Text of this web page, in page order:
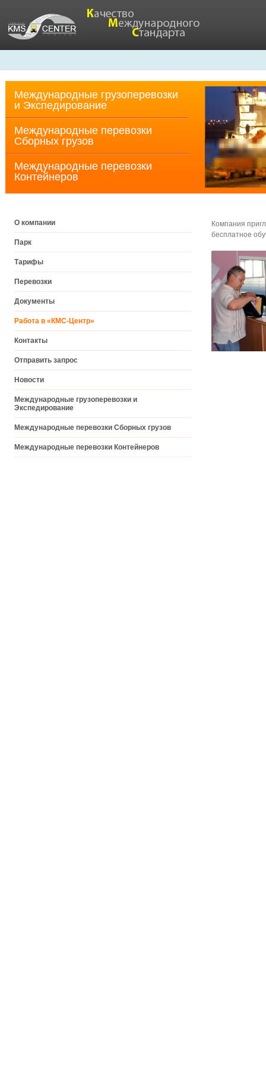
Международные грузоперевозки
и Экспедирование
Международные перевозки
Cборных грузов
Международные перевозки
Контейнеров
О компании
Парк
Тарифы
Перевозки
Документы
Работа в «КМС-Центр»
Контакты
Отправить запрос
Новости
Международные грузоперевозки и
Экспедирование
Международные перевозки Cборных грузов
Международные перевозки Контейнеров
Компания
бесплатное